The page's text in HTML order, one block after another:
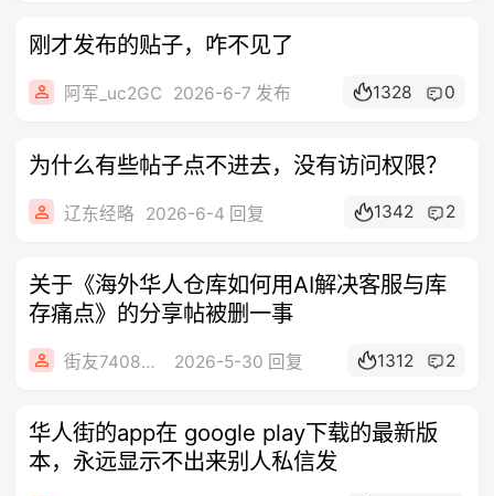
刚才发布的贴子，咋不见了
阿军_uc2GC 2026-6-7 发布 1328 0
为什么有些帖子点不进去，没有访问权限？
辽东经略 2026-6-4 回复 1342 2
关于《海外华人仓库如何用AI解决客服与库
存痛点》的分享帖被删一事
街友74086442 2026-5-30 回复 1312 2
华人街的app在 google play下载的最新版
本，永远显示不出来别人私信发